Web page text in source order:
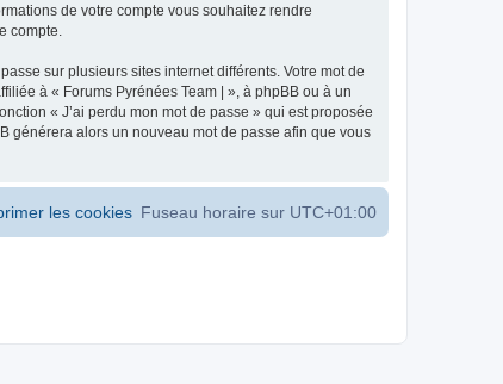
de votre compte vous souhaitez rendre
compte.
sur plusieurs sites internet différents. Votre mot de
à « Forums Pyrénées Team | », à phpBB ou à un
« J’ai perdu mon mot de passe » qui est proposée
générera alors un nouveau mot de passe afin que vous
Fuseau horaire sur UTC+01:00
les cookies